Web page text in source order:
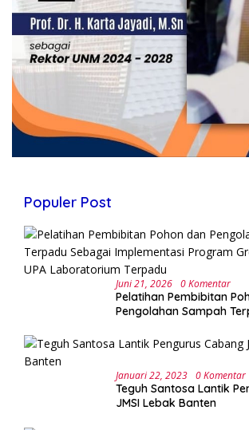
Populer Post
Juni 21, 2026 0 Komentar
Pelatihan Pembibitan
Pengolahan Sampah
UPA Laboratorium
Januari 22, 2023 0 Komentar
Teguh Santosa Lantik
JMSI Lebak Banten